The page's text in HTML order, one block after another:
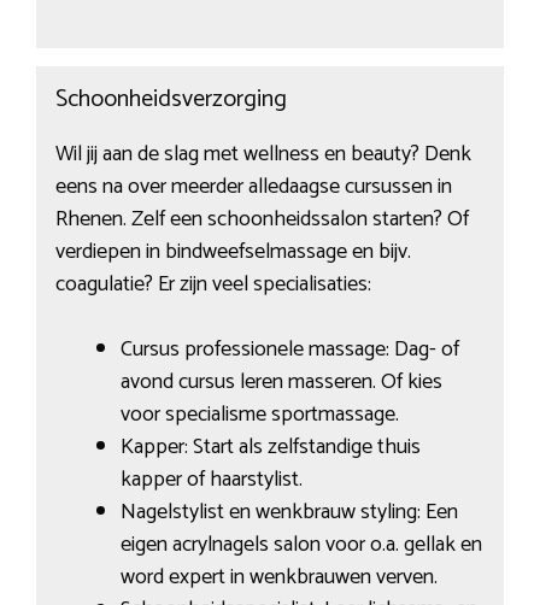
Schoonheidsverzorging
Wil jij aan de slag met wellness en beauty? Denk
eens na over meerder alledaagse cursussen in
Rhenen. Zelf een schoonheidssalon starten? Of
verdiepen in bindweefselmassage en bijv.
coagulatie? Er zijn veel specialisaties:
Cursus professionele massage: Dag- of
avond cursus leren masseren. Of kies
voor specialisme sportmassage.
Kapper: Start als zelfstandige thuis
kapper of haarstylist.
Nagelstylist en wenkbrauw styling: Een
eigen acrylnagels salon voor o.a. gellak en
word expert in wenkbrauwen verven.